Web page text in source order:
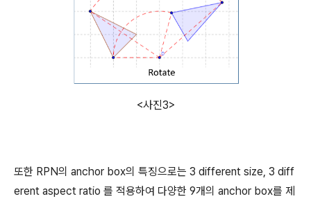
<사진3>
또한 RPN의 anchor box의 특징으로는 3 different size, 3 diff
erent aspect ratio 를 적용하여 다양한 9개의 anchor box를 제